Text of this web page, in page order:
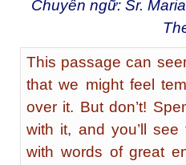
Chuyển ngữ: Sr.
This passage can
that we might feel
over it. But don’t!
with it, and you’ll see
with words of great